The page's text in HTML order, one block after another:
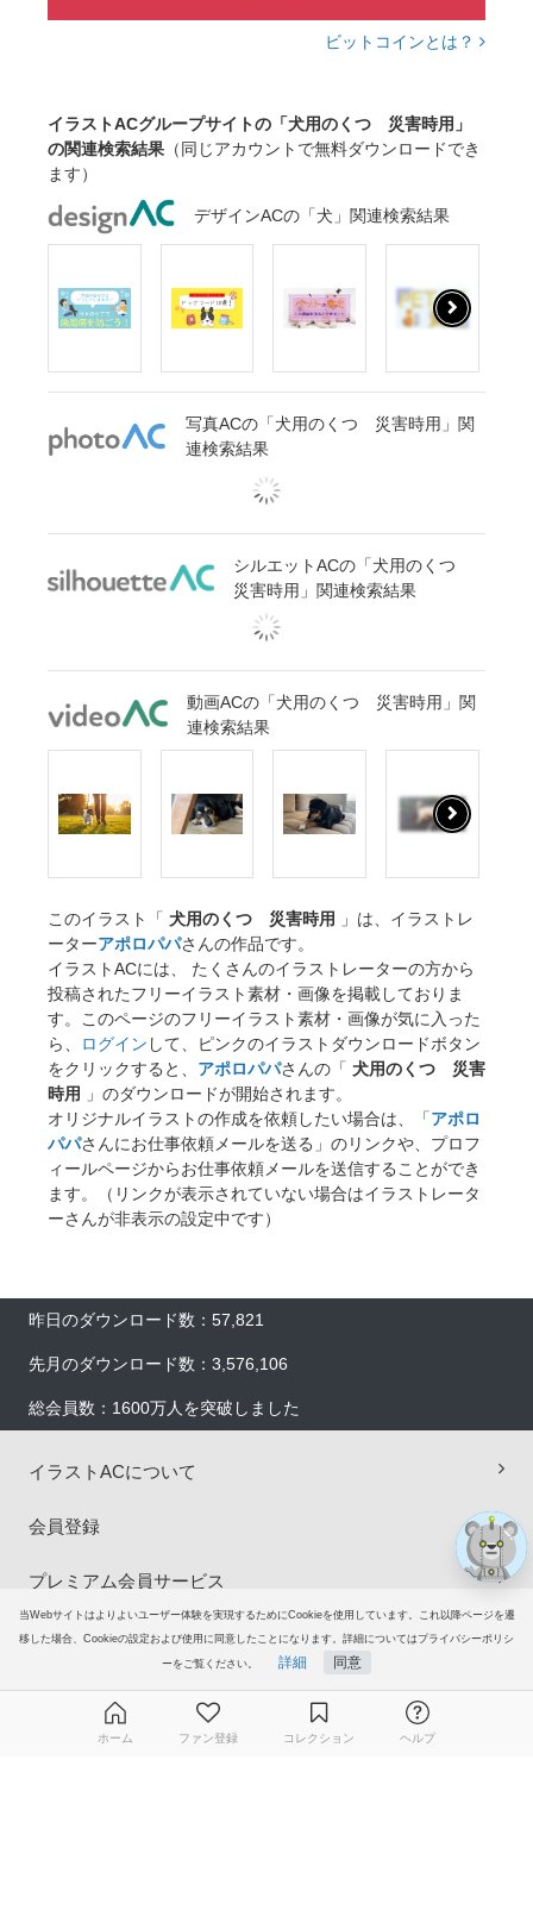
当Webサイトはよりよいユーザー体験を実現するためにCookieを使用しています。これ以降ページを遷
移した場合、Cookieの設定および使用に同意したことになります。詳細についてはプライバシーポリシ
ーをご覧ください。 詳細 同意
ビットコインとは？
イラストACグループサイトの「犬用のくつ 災害時用」
の関連検索結果 （同じアカウントで無料ダウンロードでき
ます）
デザインACの「犬」関連検索結果
写真ACの「犬用のくつ 災害時用」関
連検索結果
シルエットACの「犬用のくつ
災害時用」関連検索結果
動画ACの「犬用のくつ 災害時用」関
連検索結果
このイラスト「 犬用のくつ 災害時用
」は、イラストレ
ーターアポロパパさんの作品です。
イラストACには、 たくさんのイラストレーターの方から
投稿されたフリーイラスト素材・画像を掲載しておりま
す。このページのフリーイラスト素材・画像が気に入った
ら、
ログイン して、ピンクのイラストダウンロードボタン
をクリックすると、 アポロパパさんの「 犬用のくつ 災害
時用
」のダウンロードが開始されます。
オリジナルイラストの作成を依頼したい場合は、「アポロ
パパさんにお仕事依頼メールを送る」のリンクや、プロフ
ィールページからお仕事依頼メールを送信することができ
ます。（リンクが表示されていない場合はイラストレータ
ーさんが非表示の設定中です）
昨日のダウンロード数：57,821
先月のダウンロード数：3,576,106
総会員数：1600万人を突破しました
イラストACについて
会員登録
プレミアム会員サービス
ヘルプ＆ガイド
グループサイト
ホーム ファン登録 コレクション ヘルプ